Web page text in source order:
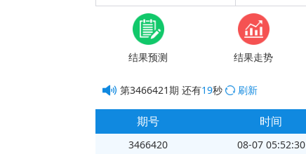
结果预测 结果走势
第3466421期 还有18秒 刷新
期号 时间
3466420 08-07 05:52:30